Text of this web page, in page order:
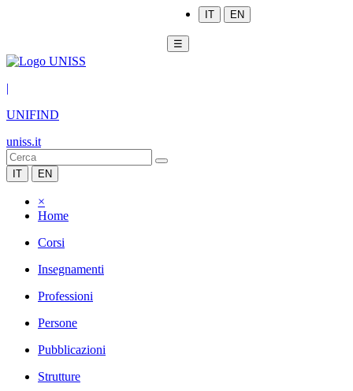
IT EN
☰
|
UNIFIND
uniss.it
IT EN
×
Home
Corsi
Insegnamenti
Professioni
Persone
Pubblicazioni
Strutture